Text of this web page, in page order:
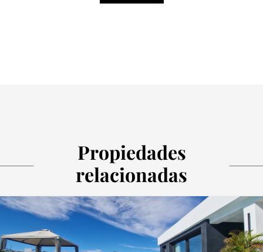
Propiedades
relacionadas